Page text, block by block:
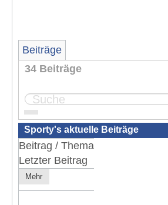
Beiträge
34 Beiträge
Seite: 1
Sporty's aktuelle Beiträge
Beitrag / Thema
Letzter Beitrag
Mehr